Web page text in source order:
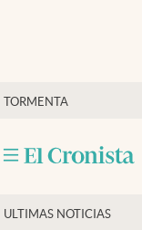
TORMENTA
Economía y finanzas
Criptomonedas
ULTIMAS NOTICIAS